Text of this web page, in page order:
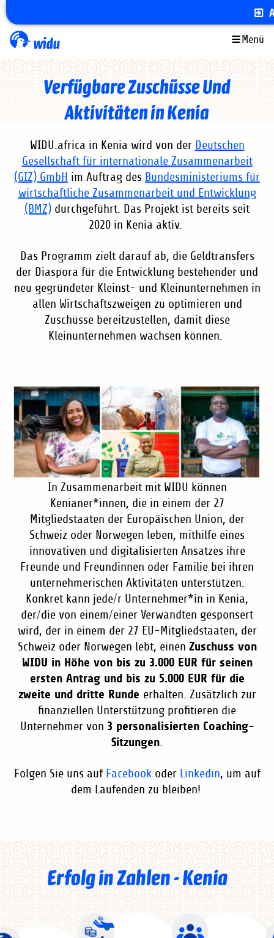
zum
Inhalt
Menü
Verfügbare Zuschüsse Und
Aktivitäten in Kenia
WIDU.africa in Kenia wird von der Deutschen
Gesellschaft für internationale Zusammenarbeit
(GIZ) GmbH im Auftrag des Bundesministeriums für
wirtschaftliche Zusammenarbeit und Entwicklung
(BMZ) durchgeführt. Das Projekt ist bereits seit
2020 in Kenia aktiv.
Das Programm zielt darauf ab, die Geldtransfers
der Diaspora für die Entwicklung bestehender und
neu gegründeter Kleinst- und Kleinunternehmen in
allen Wirtschaftszweigen zu optimieren und
Zuschüsse bereitzustellen, damit diese
Kleinunternehmen wachsen können.
In Zusammenarbeit mit WIDU können
Kenianer*innen, die in einem der 27
Mitgliedstaaten der Europäischen Union, der
Schweiz oder Norwegen leben, mithilfe eines
innovativen und digitalisierten Ansatzes ihre
Freunde und Freundinnen oder Familie bei ihren
unternehmerischen Aktivitäten unterstützen.
Konkret kann jede/r Unternehmer*in in Kenia,
der/die von einem/einer Verwandten gesponsert
wird, der in einem der 27 EU-Mitgliedstaaten, der
Schweiz oder Norwegen lebt, einen Zuschuss von
WIDU in Höhe von bis zu 3.000 EUR für seinen
ersten Antrag und bis zu 5.000 EUR für die
zweite und dritte Runde erhalten. Zusätzlich zur
finanziellen Unterstützung profitieren die
Unternehmer von 3 personalisierten Coaching-
Sitzungen.
Folgen Sie uns auf Facebookoder Linkedin, um auf
dem Laufenden zu bleiben!
Erfolg in Zahlen - Kenia